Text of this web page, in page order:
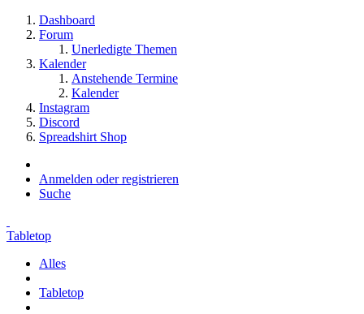
Dashboard
Forum
Unerledigte Themen
Kalender
Anstehende Termine
Kalender
Instagram
Discord
Spreadshirt Shop
Anmelden oder registrieren
Suche
Tabletop
Alles
Tabletop